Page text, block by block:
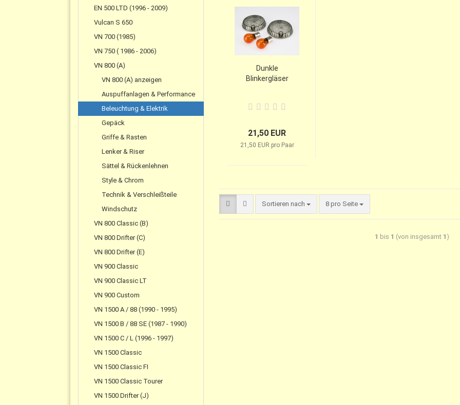
Dunkle
Blinkergläser
21,50 EUR
21,50 EUR pro Paar
Sortieren nach 8 pro Seite
1 bis 1 (von insgesamt 1 )
EN 500 LTD (1996 - 2009)
Vulcan S 650
VN 700 (1985)
VN 750 ( 1986 - 2006)
VN 800 (A)
VN 800 (A) anzeigen
Auspuffanlagen & Performance
Beleuchtung & Elektrik
Gepäck
Griffe & Rasten
Lenker & Riser
Sättel & Rückenlehnen
Style & Chrom
Technik & Verschleißteile
Windschutz
VN 800 Classic (B)
VN 800 Drifter (C)
VN 800 Drifter (E)
VN 900 Classic
VN 900 Classic LT
VN 900 Custom
VN 1500 A / 88 (1990 - 1995)
VN 1500 B / 88 SE (1987 - 1990)
VN 1500 C / L (1996 - 1997)
VN 1500 Classic
VN 1500 Classic FI
VN 1500 Classic Tourer
VN 1500 Drifter (J)